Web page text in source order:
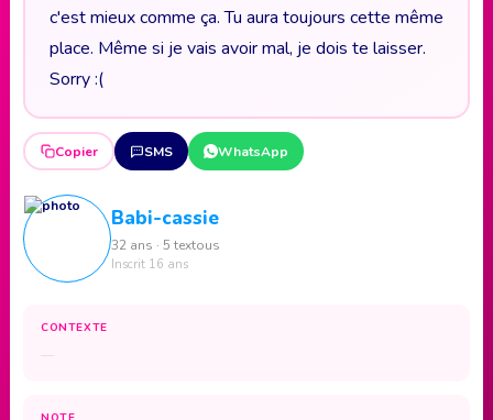
c'est mieux comme ça. Tu aura toujours cette même
place. Même si je vais avoir mal, je dois te laisser.
Sorry :(
Copier SMS WhatsApp
Babi-cassie
32 ans · 5 textous
Inscrit 16 ans
CONTEXTE
—